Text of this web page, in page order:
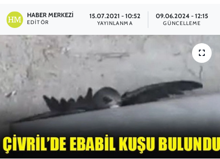
HABER MERKEZI
EDITÖR
15.07.2021 - 10:52
YAYINLANMA
09.06.2024 - 12:15
GÜNCELLEME